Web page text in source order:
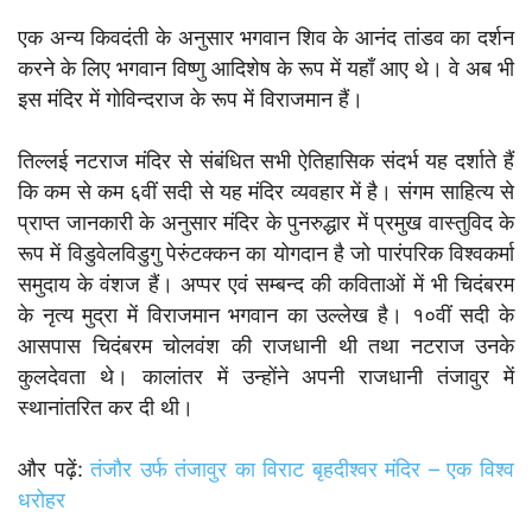
एक अन्य किवदंती के अनुसार भगवान शिव के आनंद तांडव का दर्शन
करने के लिए भगवान विष्णु आदिशेष के रूप में यहाँ आए थे। वे अब भी
इस मंदिर में गोविन्दराज के रूप में विराजमान हैं।
तिल्लई नटराज मंदिर से संबंधित सभी ऐतिहासिक संदर्भ यह दर्शाते हैं
कि कम से कम ६वीं सदी से यह मंदिर व्यवहार में है। संगम साहित्य से
प्राप्त जानकारी के अनुसार मंदिर के पुनरुद्धार में प्रमुख वास्तुविद के
रूप में विडुवेलविडुगु पेरुंटक्कन का योगदान है जो पारंपरिक विश्वकर्मा
समुदाय के वंशज हैं। अप्पर एवं सम्बन्द की कविताओं में भी चिदंबरम
के नृत्य मुद्रा में विराजमान भगवान का उल्लेख है। १०वीं सदी के
आसपास चिदंबरम चोलवंश की राजधानी थी तथा नटराज उनके
कुलदेवता थे। कालांतर में उन्होंने अपनी राजधानी तंजावुर में
स्थानांतरित कर दी थी।
और पढ़ें:तंजौर उर्फ तंजावुर का विराट बृहदीश्वर मंदिर – एक विश्व
धरोहर